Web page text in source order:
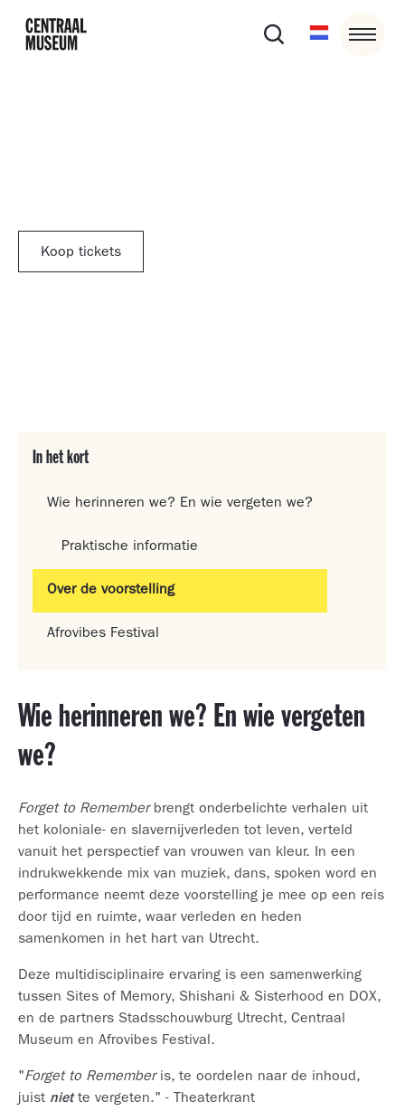
Koop tickets
In het kort
Wie herinneren we? En wie vergeten we?
Praktische informatie
Over de voorstelling
Afrovibes Festival
Wie herinneren we? En wie vergeten
we?
Forget to Rememberbrengt onderbelichte verhalen uit
het koloniale- en slavernijverleden tot leven, verteld
vanuit het perspectief van vrouwen van kleur. In een
indrukwekkende mix van muziek, dans, spoken word en
performance neemt deze voorstelling je mee op een reis
door tijd en ruimte, waar verleden en heden
samenkomen in het hart van Utrecht.
Deze multidisciplinaire ervaring is een samenwerking
tussen Sites of Memory, Shishani & Sisterhood en DOX,
en de partners Stadsschouwburg Utrecht, Centraal
Museum en Afrovibes Festival.
"Forget to Remember is, te oordelen naar de inhoud,
juist niet te vergeten." - Theaterkrant